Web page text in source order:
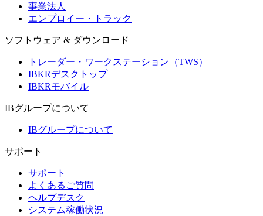
事業法人
エンプロイー・トラック
ソフトウェア & ダウンロード
トレーダー・ワークステーション（TWS）
IBKRデスクトップ
IBKRモバイル
IBグループについて
IBグループについて
サポート
サポート
よくあるご質問
ヘルプデスク
システム稼働状況